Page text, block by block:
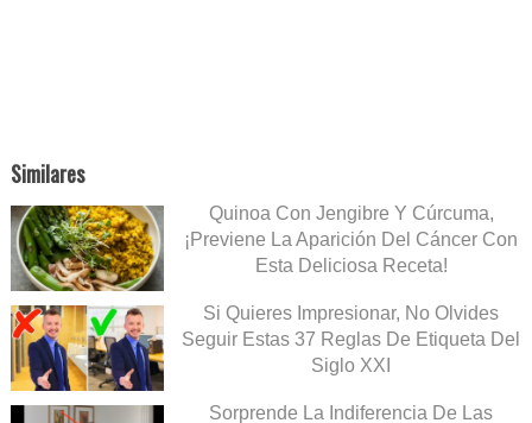
Similares
Quinoa Con Jengibre Y Cúrcuma,
¡Previene La Aparición Del Cáncer Con
Esta Deliciosa Receta!
Si Quieres Impresionar, No Olvides
Seguir Estas 37 Reglas De Etiqueta Del
Siglo XXI
Sorprende La Indiferencia De Las